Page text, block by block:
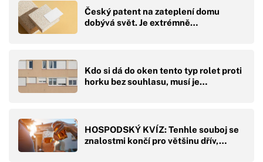
Český patent na zateplení domu
dobývá svět. Je extrémně…
Kdo si dá do oken tento typ rolet proti
horku bez souhlasu, musí je…
HOSPODSKÝ KVÍZ: Tenhle souboj se
znalostmi končí pro většinu dřív,…